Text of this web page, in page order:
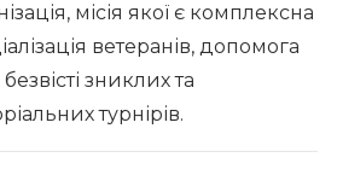
місія якої є комплексна
ветеранів, допомога
зниклих та
турнірів.